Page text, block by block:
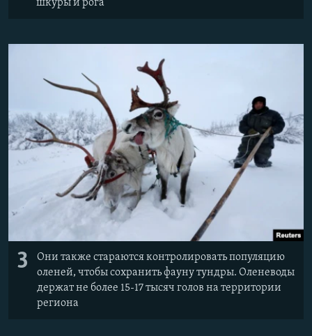
шкуры и рога
3
Они также стараются контролировать популяцию
оленей, чтобы сохранить фауну тундры. Оленеводы
держат не более 15-17 тысяч голов на территории
региона